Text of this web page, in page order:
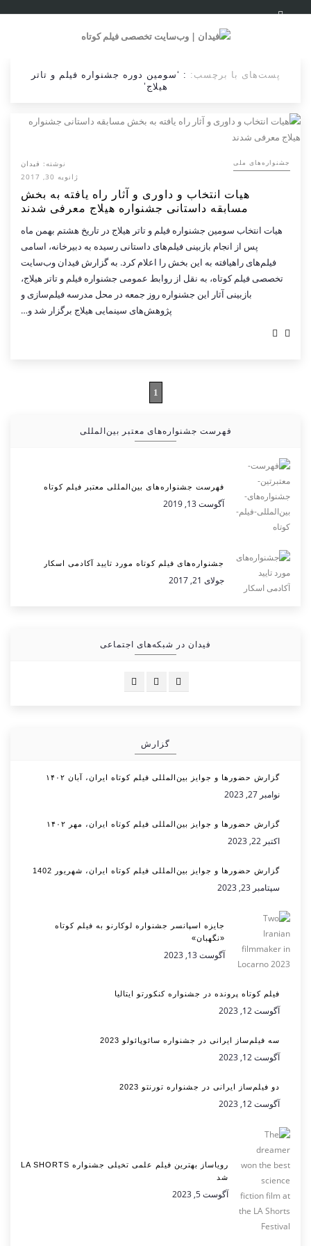
پست‌های با برچسب: : ‘سومین دوره جشنواره فیلم و تاتر
هیلاج’
جشنواره‌های ملی نوشته: فیدان
ژانویه 30, 2017
هیات انتخاب و داوری و آثار راه یافته به بخش
مسابقه داستانی جشنواره هیلاج معرفی شدند
هیات انتخاب سومین جشنواره فیلم و تاتر هیلاج در تاریخ هشتم بهمن ماه
پس از انجام بازبینی فیلم‌های داستانی رسیده به دبیرخانه، اسامی
فیلم‌های راه­یافته به این بخش را اعلام کرد. به گزارش فیدان وب‌سایت
تخصصی فیلم کوتاه، به نقل از روابط عمومی جشنواره فیلم و تاتر هیلاج،
بازبینی آثار این جشنواره روز جمعه در محل مدرسه فیلم‌سازی و
پژوهش‌های سینمایی هیلاج برگزار شد و…
1
فهرست جشنواره‌های معتبر بین‌المللی
فهرست جشنواره‌های بین‌المللی معتبر فیلم کوتاه
آگوست 13, 2019
جشنواره‌های فیلم کوتاه مورد تایید آکادمی اسکار
جولای 21, 2017
فیدان در شبکه‌های اجتماعی
گزارش
گزارش حضورها و جوایز بین‌المللی فیلم کوتاه ایران، آبان ۱۴۰۲
نوامبر 27, 2023
گزارش حضورها و جوایز بین‌المللی فیلم کوتاه ایران، مهر ۱۴۰۲
اکتبر 22, 2023
گزارش حضورها و جوایز بین‌المللی فیلم کوتاه ایران، شهریور 1402
سپتامبر 23, 2023
جایزه اسپانسر جشنواره لوکارنو به فیلم کوتاه
«نگهبان»
آگوست 13, 2023
فیلم کوتاه پرونده در جشنواره کنکورتو ایتالیا
آگوست 12, 2023
سه فیلم‌ساز ایرانی در جشنواره سائوپائولو 2023
آگوست 12, 2023
دو فیلم‌ساز ایرانی در جشنواره تورنتو 2023
آگوست 12, 2023
رویاساز بهترین فیلم علمی تخیلی جشنواره LA SHORTS
شد
آگوست 5, 2023